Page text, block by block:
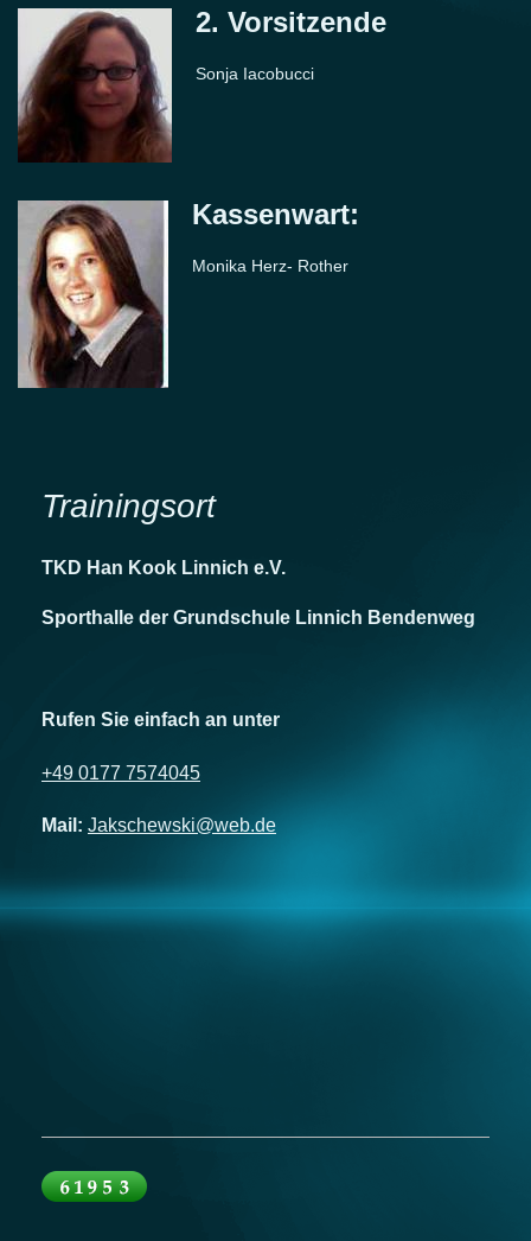
2. Vorsitzende
Sonja Iacobucci
Kassenwart:
Monika Herz- Rother
Trainingsort
TKD Han Kook Linnich e.V.
Sporthalle der Grundschule Linnich Bendenweg
Rufen Sie einfach an unter
+49 0177 7574045
Mail: Jakschewski@web.de